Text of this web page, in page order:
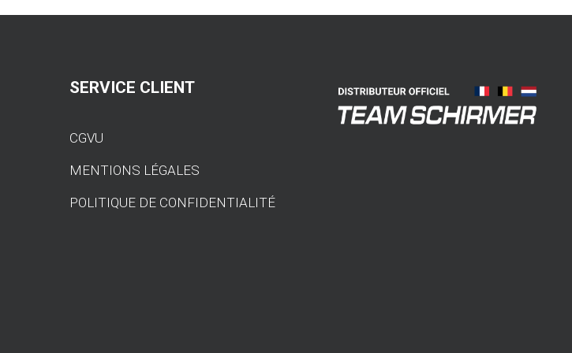
SERVICE CLIENT
CGVU
MENTIONS LÉGALES
POLITIQUE DE CONFIDENTIALITÉ